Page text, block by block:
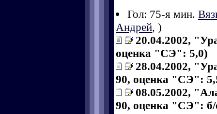
Гол: 75-я мин.
Андрей, )
20.04.2002,
оценка "СЭ": 5,0)
28.04.2002,
90, оценка "СЭ":
08.05.2002,
90, оценка "СЭ": б/